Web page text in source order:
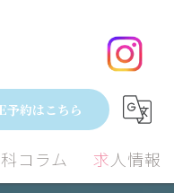
予約はこちら
歯科コラム 求人情報